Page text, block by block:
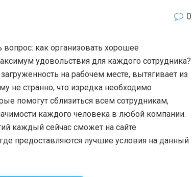
0
как организовать хорошее
удовольствия для каждого сотрудника?
на рабочем месте, вытягивает из
не странно, что изредка необходимо
помогут сблизиться всем сотрудникам,
каждого человека в любой компании.
каждый сейчас сможет на сайте
предоставляются лучшие условия на данный